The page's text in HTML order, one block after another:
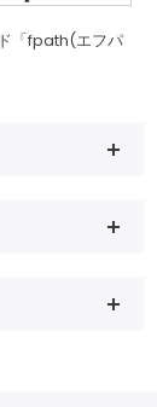
「fpath(エフパ